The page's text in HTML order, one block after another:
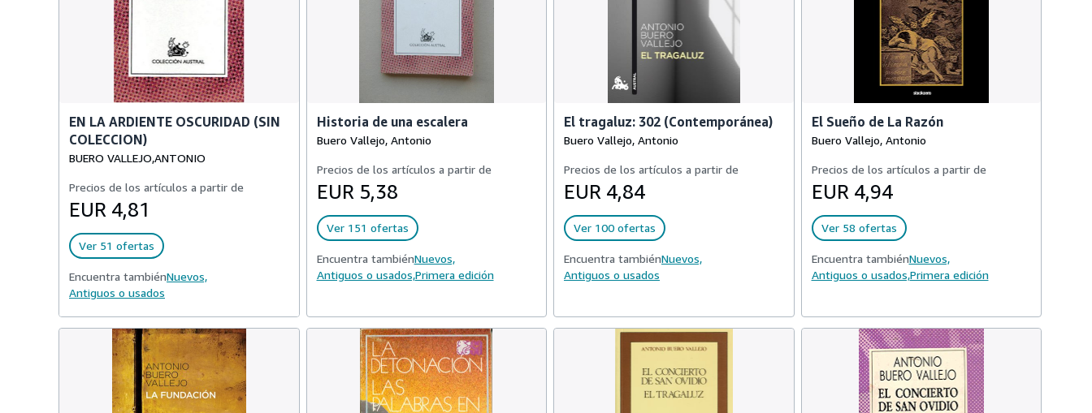
EN LA ARDIENTE OSCURIDAD (SIN
COLECCION)
BUERO VALLEJO,ANTONIO
Precios de los artículos a partir de
EUR 4,81
Ver 51 ofertas
Encuentra tambiénNuevos,
Antiguos o usados
Historia de una escalera
Buero Vallejo, Antonio
Precios de los artículos a partir de
EUR 5,38
Ver 151 ofertas
Encuentra tambiénNuevos,
Antiguos o usados,Primera edición
El tragaluz: 302 (Contemporánea)
Buero Vallejo, Antonio
Precios de los artículos a partir de
EUR 4,84
Ver 100 ofertas
Encuentra tambiénNuevos,
Antiguos o usados
El Sueño de La Razón
Buero Vallejo, Antonio
Precios de los artículos a partir de
EUR 4,94
Ver 58 ofertas
Encuentra tambiénNuevos,
Antiguos o usados,Primera edición